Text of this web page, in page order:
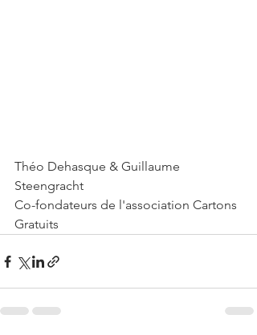
Théo Dehasque & Guillaume
Steengracht
Co-fondateurs de l'association Cartons
Gratuits